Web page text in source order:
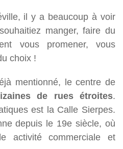
il y a beaucoup à voir
manger, faire du
vous promener, vous
choix !
mentionné, le centre de
de rues étroites.
est la Calle Sierpes.
depuis le 19e siècle, où
activité commerciale et